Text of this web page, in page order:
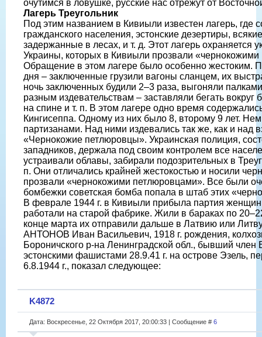
очутимся в ловушке, русские нас отрежут от
Лагерь Треугольник
Под этим названием в Кивиыли известен лагерь, где
гражданского населения, эстонские дезертиры,
задержанные в лесах, и т. д. Этот лагерь охраняется
Украины, которых в Кивиыли прозвали
Обращение в этом лагере было особенно жестоким.
дня – заключенные грузили вагоны сланцем, их
ночь заключенных будили 2–3 раза, выгоняли
разным издевательствам – заставляли бегать вокруг
на спине и т. п. В этом лагере одно время
Кингисеппа. Одному из них было 8, второму 9 лет.
партизанами. Над ними издевались так же, как и над
«Чернокожие петлюровцы». Украинская полиция,
западников, держала под своим контролем все
устраивали облавы, забирали подозрительных в
п. Они отличались крайней жестокостью и носили
прозвали «чернокожими петлюровцами». Все были
бомбежки советская бомба попала в штаб этих
В феврале 1944 г. в Кивиыли прибыла партия
работали на старой фабрике. Жили в бараках по
конце марта их отправили дальше в Латвию или
АНТОНОВ Иван Васильевич, 1918 г. рождения,
Бороничского р-на Ленинградской обл., бывший
эстонскими фашистами 28.9.41 г. на острове Эзель,
6.8.1944 г., показал следующее:
K4872
Дата: Воскресенье, 22 Октября 2017, 20:00:33 | Сообщение # 6